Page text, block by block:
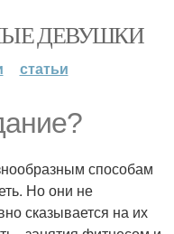
ДЕВУШКИ
статьи
способам
Но они не
сказывается на их